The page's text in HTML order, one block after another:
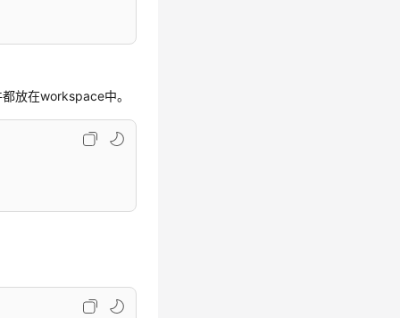
放在workspace中。